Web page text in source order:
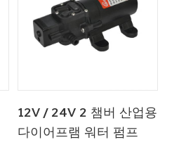
12V / 24V 2 챔버 산업용
다이어프램 워터 펌프